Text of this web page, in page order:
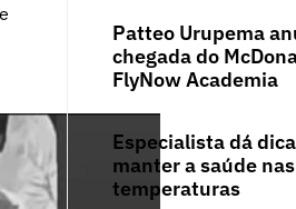
Patteo Urupema
chegada do
FlyNow Academia
Especialista dá
manter a saúde
temperaturas